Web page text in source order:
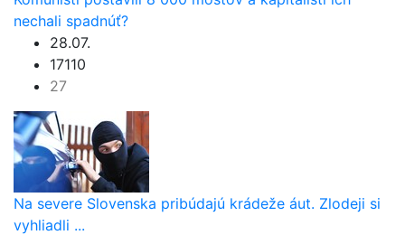
nechali spadnúť?
28.07.
17110
27
Na severe Slovenska pribúdajú krádeže áut. Zlodeji si
vyhliadli ...